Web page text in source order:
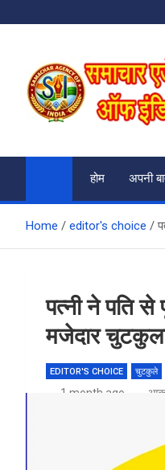
to
होम अपनी
Home editor's choice
पत्नी ने पति
मजेदार
EDITOR'S CHOICE चुटकुले
1 month ago